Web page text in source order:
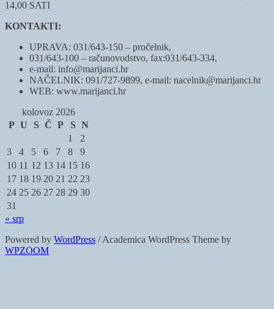
14,00 SATI
KONTAKTI:
UPRAVA: 031/643-150 – pročelnik,
031/643-100 – računovodstvo, fax:031/643-334,
e-mail: info@marijanci.hr
NAČELNIK: 091/727-9899, e-mail: nacelnik@marijanci.hr
WEB: www.marijanci.hr
kolovoz 2026
P U S Č P S N
1
2
3
4 5 6 7 8
9
10 11 12 13 14 15 16
17 18 19 20 21 22 23
24 25 26 27 28 29 30
31
« srp
Powered by WordPress / Academica WordPress Theme by
WPZOOM